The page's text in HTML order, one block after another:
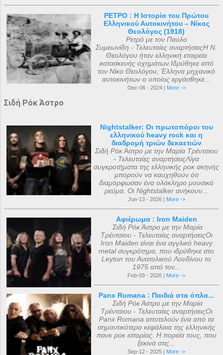
ΡΕΤΡΟ : Η Ιστορία του Πρώτου
Ελληνικού Αυτοκινήτου – Νίκος
Θεολόγος (1918)
Ρετρό με τον Παύλο
Συμεωνίδη - Τελευταίες αναρτήσειςΗ Ν.
Θεολόγου ήταν ελληνική εταιρεία
κατασκευής οχημάτων.Ιδρύθηκε από
τον Νίκο Θεολόγου, Έλληνα μηχανικό
αυτοκινήτων ο οποίος εργάσθηκε...
Dec-06 - 2024 | More ->
Σιδή Ρόκ Άστρο
Nightstalker: Οι πρωτοπόροι του
ελληνικού heavy rock και η
διαδρομή τριών δεκαετιών
Σιδή Ρόκ Άστρο με την Μαρία Τρέντσιου
- Τελευταίες αναρτήσειςΛίγα
συγκροτήματα της ελληνικής ροκ σκηνής
μπορούν να καυχηθούν ότι
διαμόρφωσαν ένα ολόκληρο μουσικό
ρεύμα. Οι Nightstalker ανήκουν...
Jun-13 - 2026 | More ->
Αφιέρωμα : Iron Maiden
Σιδή Ρόκ Άστρο με την Μαρία
Τρέντσιου - Τελευταίες αναρτήσειςΟι
Iron Maiden είναι ένα αγγλικό heavy
metal συγκρότημα, που ιδρύθηκε στο
Leyton του Ανατολικού Λονδίνου το
1975 από τον...
Feb-09 - 2026 | More ->
Panx Romana : Παιδιά στα όπλα...
Σιδή Ρόκ Άστρο με την Μαρία
Τρέντσιου - Τελευταίες αναρτήσειςΟι
Panx Romana αποτελούν ένα από τα
σημαντικότερα κεφάλαια της ελληνικής
πανκ ροκ ιστορίας. Η πορεία τους, που
ξεκινά στις...
Sep-12 - 2025 | More ->